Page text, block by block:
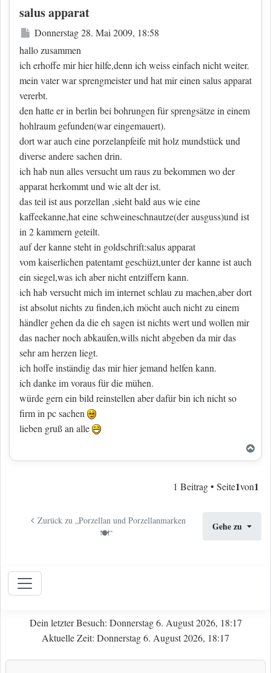
salus apparat
Beitrag
Donnerstag 28. Mai 2009, 18:58
hallo zusammen
ich erhoffe mir hier hilfe,denn ich weiss einfach nicht weiter.
mein vater war sprengmeister und hat mir einen salus apparat
vererbt.
den hatte er in berlin bei bohrungen für sprengsätze in einem
hohlraum gefunden(war eingemauert).
dort war auch eine porzelanpfeife mit holz mundstück und
diverse andere sachen drin.
ich hab nun alles versucht um raus zu bekommen wo der
apparat herkommt und wie alt der ist.
das teil ist aus porzellan ,sieht bald aus wie eine
kaffeekanne,hat eine schweineschnautze(der ausguss)und ist
in 2 kammern geteilt.
auf der kanne steht in goldschrift:salus apparat
vom kaiserlichen patentamt geschüzt,unter der kanne ist auch
ein siegel,was ich aber nicht entziffern kann.
ich hab versucht mich im internet schlau zu machen,aber dort
ist absolut nichts zu finden,ich möcht auch nicht zu einem
händler gehen da die eh sagen ist nichts wert und wollen mir
das nacher noch abkaufen,wills nicht abgeben da mir das
sehr am herzen liegt.
ich hoffe inständig das mir hier jemand helfen kann.
ich danke im voraus für die mühen.
würde gern ein bild reinstellen aber dafür bin ich nicht so
firm in pc sachen
lieben gruß an alle
1 Beitrag • Seite1von1
Zurück zu „Porzellan und Porzellanmarken
🍽️“
Gehe zu
Dein letzter Besuch: Donnerstag 6. August 2026, 18:17
Aktuelle Zeit: Donnerstag 6. August 2026, 18:17